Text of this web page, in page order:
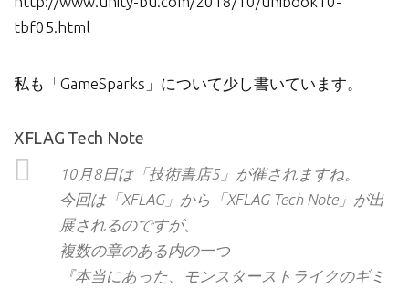
tbf05.html
私も「GameSparks」について少し書いています。
XFLAG Tech Note
10月8日は「技術書店5」が催されますね。
今回は「XFLAG」から「XFLAG Tech Note」が出
展されるのですが、
複数の章のある内の一つ
『本当にあった、モンスターストライクのギミ